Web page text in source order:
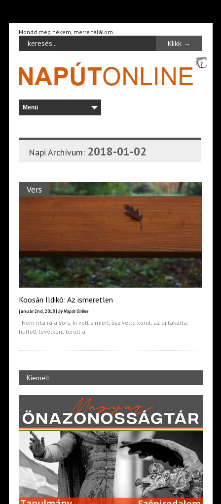
Mondd meg nékem, merre találom…
Napi Archívum: 2018-01-02
Vers
Koosán Ildikó: Az ismeretlen
január 2nd, 2018 | by Napút Online
Nem írta rá a sors, ki volt s miért, ősz vette körül, az éj takarta;
hullott levélként terült a
Kiemelt